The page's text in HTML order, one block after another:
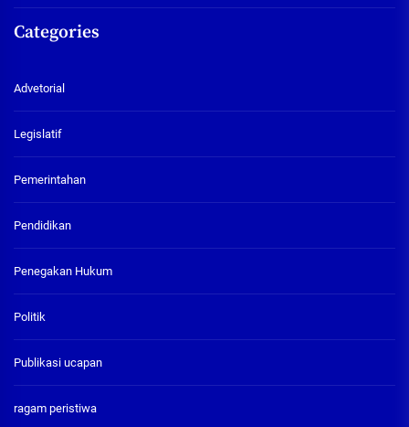
Categories
Advetorial
Legislatif
Pemerintahan
Pendidikan
Penegakan Hukum
Politik
Publikasi ucapan
ragam peristiwa